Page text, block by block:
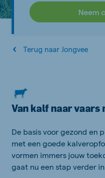
Neem
Terug naar Jongvee
Van kalf naar vaars
De basis voor gezond en
met een goede
vormen immers jouw
gaat nu een stap verder